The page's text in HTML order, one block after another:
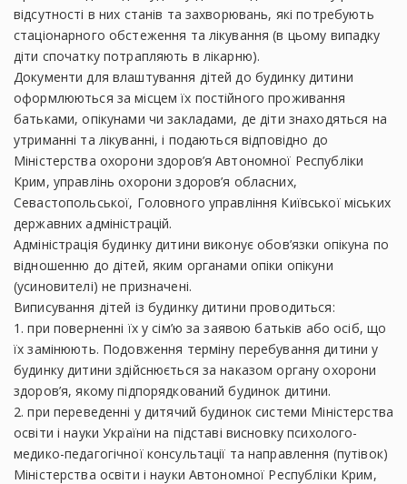
відсутності в них станів та захворювань, які потребують
стаціонарного обстеження та лікування (в цьому випадку
діти спочатку потрапляють в лікарню).
Документи для влаштування дітей до будинку дитини
оформлюються за місцем їх постійного проживання
батьками, опікунами чи закладами, де діти знаходяться на
утриманні та лікуванні, і подаються відповідно до
Міністерства охорони здоров’я Автономної Республіки
Крим, управлінь охорони здоров’я обласних,
Севастопольської, Головного управління Київської міських
державних адміністрацій.
Адміністрація будинку дитини виконує обов’язки опікуна по
відношенню до дітей, яким органами опіки опікуни
(усиновителі) не призначені.
Виписування дітей із будинку дитини проводиться:
1. при поверненні їх у сім’ю за заявою батьків або осіб, що
їх замінюють. Подовження терміну перебування дитини у
будинку дитини здійснюється за наказом органу охорони
здоров’я, якому підпорядкований будинок дитини.
2. при переведенні у дитячий будинок системи Міністерства
освіти і науки України на підставі висновку психолого-
медико-педагогічної консультації та направлення (путівок)
Міністерства освіти і науки Автономної Республіки Крим,